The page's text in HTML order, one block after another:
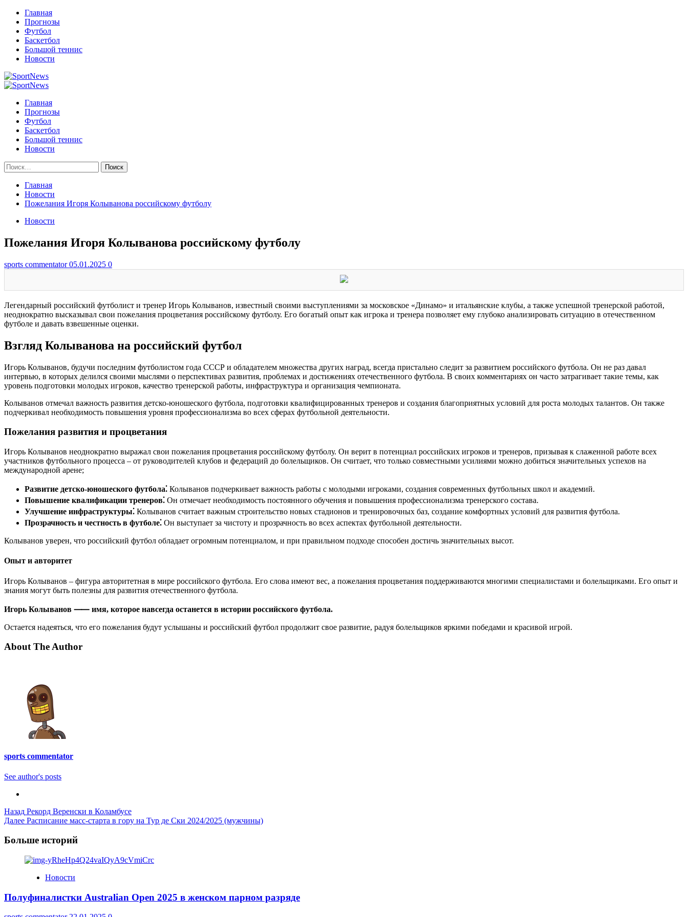
Перейти
содержимому
Главная
Прогнозы
Футбол
Баскетбол
Большой теннис
Новости
Primary
Главная
Прогнозы
Футбол
Баскетбол
Большой теннис
Новости
Найти:
Главная
Новости
Пожелания Игоря Колыванова российскому футболу
Новости
Пожелания Игоря Колыванова российскому футболу
sports commentator05.01.2025 0
Легендарный российский футболист и тренер Игорь Колыванов, известный своими выступлениями за московское «Динамо» и итальянские клубы, а также успешной тренерской работой,
неоднократно высказывал свои пожелания процветания российскому футболу. Его богатый опыт как игрока и тренера позволяет ему глубоко анализировать ситуацию в отечественном
футболе и давать взвешенные оценки.
Взгляд Колыванова на российский футбол
Игорь Колыванов, будучи последним футболистом года СССР и обладателем множества других наград, всегда пристально следит за развитием российского футбола. Он не раз давал
интервью, в которых делился своими мыслями о перспективах развития, проблемах и достижениях отечественного футбола. В своих комментариях он часто затрагивает такие темы, как
уровень подготовки молодых игроков, качество тренерской работы, инфраструктура и организация чемпионата.
Колыванов отмечал важность развития детско-юношеского футбола, подготовки квалифицированных тренеров и создания благоприятных условий для роста молодых талантов. Он также
подчеркивал необходимость повышения уровня профессионализма во всех сферах футбольной деятельности.
Пожелания развития и процветания
Игорь Колыванов неоднократно выражал свои пожелания процветания российскому футболу. Он верит в потенциал российских игроков и тренеров, призывая к слаженной работе всех
участников футбольного процесса – от руководителей клубов и федераций до болельщиков. Он считает, что только совместными усилиями можно добиться значительных успехов на
международной арене;
Развитие детско-юношеского футбола⁚ Колыванов подчеркивает важность работы с молодыми игроками, создания современных футбольных школ и академий.
Повышение квалификации тренеров⁚ Он отмечает необходимость постоянного обучения и повышения профессионализма тренерского состава.
Улучшение инфраструктуры⁚ Колыванов считает важным строительство новых стадионов и тренировочных баз, создание комфортных условий для развития футбола.
Прозрачность и честность в футболе⁚ Он выступает за чистоту и прозрачность во всех аспектах футбольной деятельности.
Колыванов уверен, что российский футбол обладает огромным потенциалом, и при правильном подходе способен достичь значительных высот.
Опыт и авторитет
Игорь Колыванов – фигура авторитетная в мире российского футбола. Его слова имеют вес, а пожелания процветания поддерживаются многими специалистами и болельщиками. Его опыт и
знания могут быть полезны для развития отечественного футбола.
Игорь Колыванов ⸺ имя, которое навсегда останется в истории российского футбола.
Остается надеяться, что его пожелания будут услышаны и российский футбол продолжит свое развитие, радуя болельщиков яркими победами и красивой игрой.
About The Author
sports commentator
See author's posts
Post
Navigation
Назад Рекорд Веренски в Коламбусе
Далее Расписание масс-старта в гору на Тур де Ски 2024/2025 (мужчины)
Больше историй
Новости
Полуфиналистки Australian Open 2025 в женском парном разряде